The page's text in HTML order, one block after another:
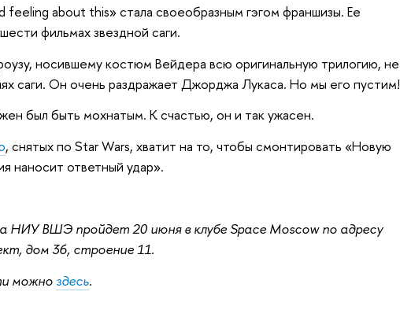
feeling about this» стала своеобразным гэгом франшизы. Ее
фильмах звездной саги.
носившему костюм Вейдера всю оригинальную трилогию, не
саги. Он очень раздражает Джорджа Лукаса. Но мы его пустим!
был быть мохнатым. К счастью, он и так ужасен.
, снятых по Star Wars, хватит на то, чтобы смонтировать «Новую
наносит ответный удар».
НИУ ВШЭ пройдет 20 июня в клубе Space Moscow по адресу
дом 36, строение 11.
можно здесь.